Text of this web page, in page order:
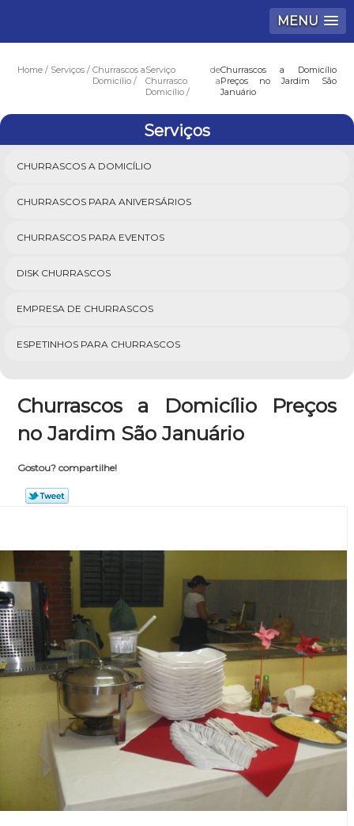
MENU
Home Serviços
Churrascos a
Domicílio
Serviço de
Churrasco a
Domicílio
Churrascos a Domicílio
Preços no Jardim São
Januário
Serviços
CHURRASCOS A DOMICÍLIO
CHURRASCOS PARA ANIVERSÁRIOS
CHURRASCOS PARA EVENTOS
DISK CHURRASCOS
EMPRESA DE CHURRASCOS
ESPETINHOS PARA CHURRASCOS
Churrascos a Domicílio Preços
no Jardim São Januário
Gostou? compartilhe!